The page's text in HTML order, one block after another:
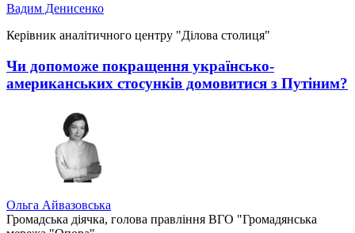
Вадим Денисенко
Керівник аналітичного центру "Ділова столиця"
Чи допоможе покращення українсько-
американських стосунків домовитися з Путіним?
Ольга Айвазовська
Громадська діячка, голова правління ВГО "Громадянська